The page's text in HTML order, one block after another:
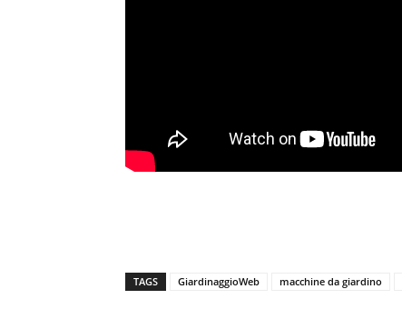
TAGS GiardinaggioWeb macchine da giardino